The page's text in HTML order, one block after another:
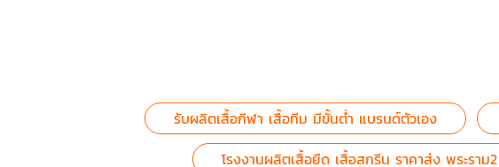
รับผลิตเสื้อกีฬา เสื้อทีม มีขั้นต่ำ แบรนด์ตัวเอง
โรงงานผลิตเสื้อยืด เสื้อสกรีน ราคาส่ง พระราม2